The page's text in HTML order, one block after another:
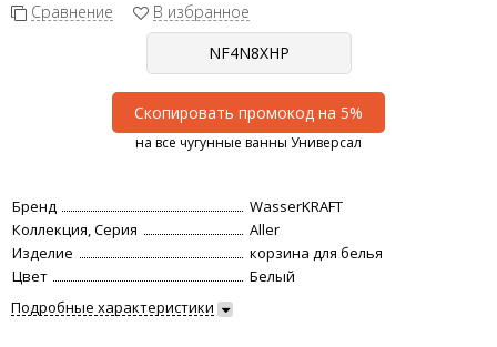
Сравнение В избранное
Скопировать промокод на 5%
на все чугунные ванны Универсал
Бренд
WasserKRAFT
Коллекция, Серия
Aller
Изделие
корзина для белья
Цвет
Белый
Подробные характеристики